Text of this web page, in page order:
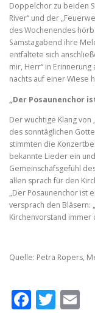
Doppelchor zu beiden
River“ und der
des Wochenendes
Samstagabend ihre
entfaltete sich
mir, Herr“ in
nachts auf einer Wiese
„Der Posaunenchor
Der wuchtige Klang
des sonntäglichen
stimmten die
bekannte Lieder ein
Gemeinschafsgefühl
allen sprach für den
„Der Posaunenchor ist
versprach den Bläsern:
Kirchenvorstand immer
Quelle: Petra Ropers,